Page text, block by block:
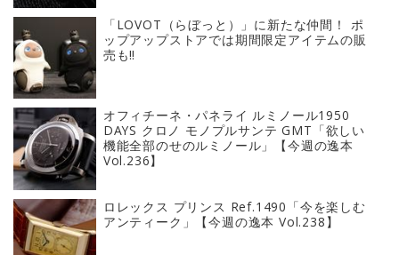
「LOVOT（らぼっと）」に新たな仲間！ ポ
ップアップストアでは期間限定アイテムの販
売も‼︎
オフィチーネ・パネライ ルミノール1950
DAYS クロノ モノプルサンテ GMT「欲しい
機能全部のせのルミノール」【今週の逸本
Vol.236】
ロレックス プリンス Ref.1490「今を楽しむ
アンティーク」【今週の逸本 Vol.238】